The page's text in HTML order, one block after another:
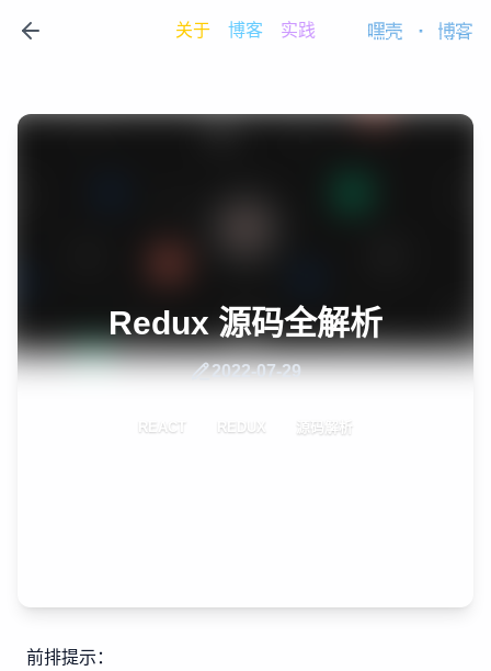
关于 博客 实践 嘿壳 · 博客
Redux 源码全解析
2022-07-29
REACT REDUX 源码解析
前排提示：